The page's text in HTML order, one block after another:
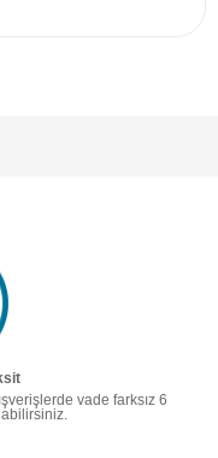
vade farksız 6